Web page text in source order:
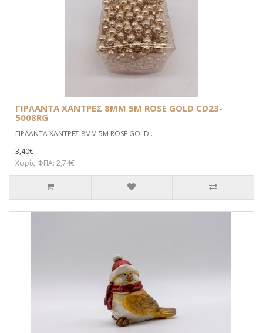
ΓΙΡΛΑΝΤΑ ΧΑΝΤΡΕΣ 8MM 5M ROSE GOLD CD23-
5008RG
ΓΙΡΛΑΝΤΑ ΧΑΝΤΡΕΣ 8MM 5M ROSE GOLD..
3,40€
Χωρίς ΦΠΑ: 2,74€